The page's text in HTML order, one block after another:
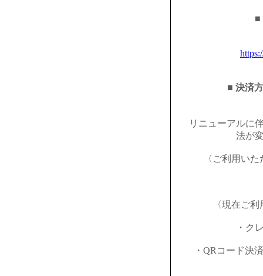
■
■ 決済
リニューアルに
法が
〈ご利用い
〈現在ご
・ク
・QRコード決